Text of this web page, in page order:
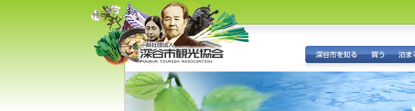
（旧深谷市・岡部町・花園町・
川本町）の観光情報